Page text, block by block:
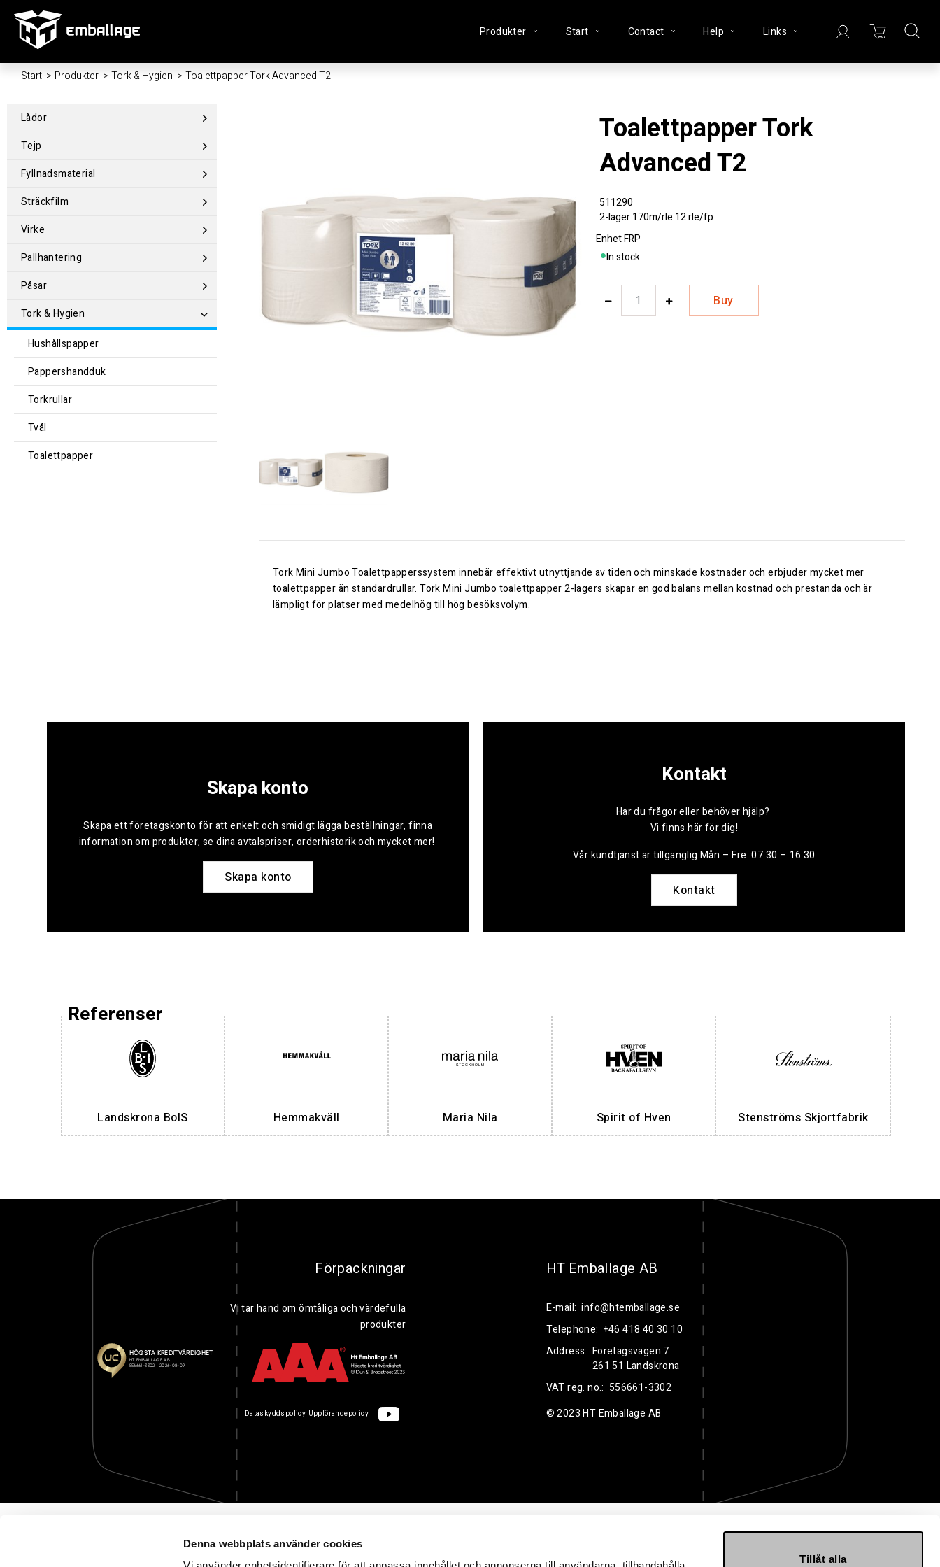
Denna webbplats använder cookies
Tillåt alla
Produkter Start Contact Help Links
Start / Produkter / Tork & Hygien / Toalettpapper Tork Advanced T2
Lådor
Tejp
Fyllnadsmaterial
Sträckfilm
Virke
Pallhantering
Påsar
Tork & Hygien
Hushållspapper
Pappershandduk
Torkrullar
Tvål
Toalettpapper
Toalettpapper Tork
Advanced T2
511290
2-lager 170m/rle 12 rle/fp
EnhetFRP
In stock
Buy
Tork Mini Jumbo Toalettpapperssystem innebär effektivt utnyttjande av tiden och minskade kostnader och erbjuder mycket mer
toalettpapper än standardrullar. Tork Mini Jumbo toalettpapper 2-lagers skapar en god balans mellan kostnad och prestanda och är
lämpligt för platser med medelhög till hög besöksvolym.
Skapa konto
Skapa ett företagskonto för att enkelt och smidigt lägga beställningar, finna
information om produkter, se dina avtalspriser, orderhistorik och mycket mer!
Skapa konto
Kontakt
Har du frågor eller behöver hjälp?
Vi finns här för dig!
Vår kundtjänst är tillgänglig Mån – Fre: 07:30 – 16:30
Kontakt
Referenser
Landskrona BoIS Hemmakväll Maria Nila Spirit of Hven Stenströms Skjortfabrik
Förpackningar
Vi tar hand om ömtåliga och värdefulla
produkter
HT Emballage AB
E-mail: info@htemballage.se
Telephone: +46 418 40 30 10
Address: Företagsvägen 7
261 51 Landskrona
VAT reg. no.: 556661-3302
Dataskyddspolicy Uppförandepolicy © 2023 HT Emballage AB